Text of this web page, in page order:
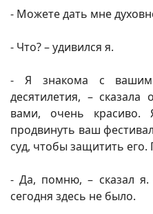
- Можете дать мне
- Что? – удивился я.
- Я знакома с
десятилетия, –
вами, очень
продвинуть ваш
суд, чтобы защитить
- Да, помню, – сказал
сегодня здесь не было.